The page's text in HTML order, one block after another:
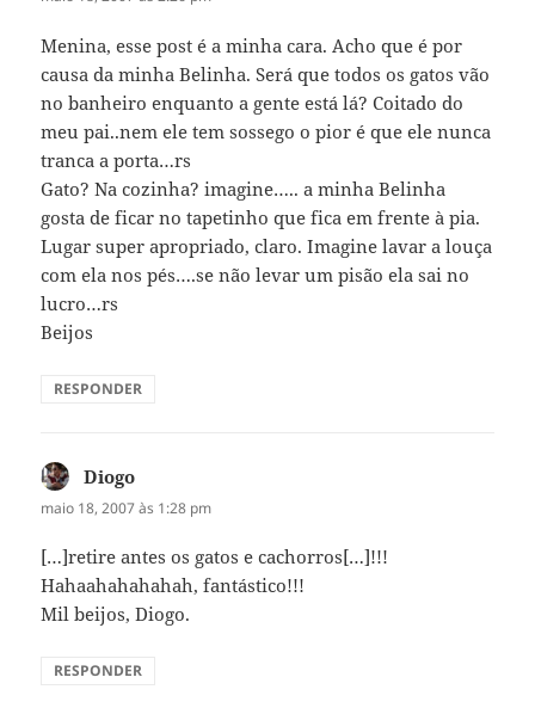
Menina, esse post é a minha cara. Acho que é por
causa da minha Belinha. Será que todos os gatos vão
no banheiro enquanto a gente está lá? Coitado do
meu pai..nem ele tem sossego o pior é que ele nunca
tranca a porta…rs
Gato? Na cozinha? imagine….. a minha Belinha
gosta de ficar no tapetinho que fica em frente à pia.
Lugar super apropriado, claro. Imagine lavar a louça
com ela nos pés….se não levar um pisão ela sai no
lucro…rs
Beijos
RESPONDER
Diogo
maio 18, 2007 às 1:28 pm
[…]retire antes os gatos e cachorros[…]!!!
Hahaahahahahah, fantástico!!!
Mil beijos, Diogo.
RESPONDER